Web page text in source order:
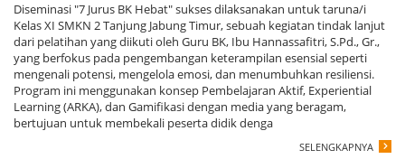
Diseminasi "7 Jurus BK Hebat" sukses dilaksanakan untuk taruna/i
Kelas XI SMKN 2 Tanjung Jabung Timur, sebuah kegiatan tindak lanjut
dari pelatihan yang diikuti oleh Guru BK, Ibu Hannassafitri, S.Pd., Gr.,
yang berfokus pada pengembangan keterampilan esensial seperti
mengenali potensi, mengelola emosi, dan menumbuhkan resiliensi.
Program ini menggunakan konsep Pembelajaran Aktif, Experiential
Learning (ARKA), dan Gamifikasi dengan media yang beragam,
bertujuan untuk membekali peserta didik denga
SELENGKAPNYA